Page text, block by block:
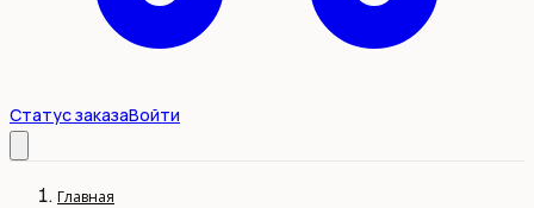
Статус заказаВойти
Главная